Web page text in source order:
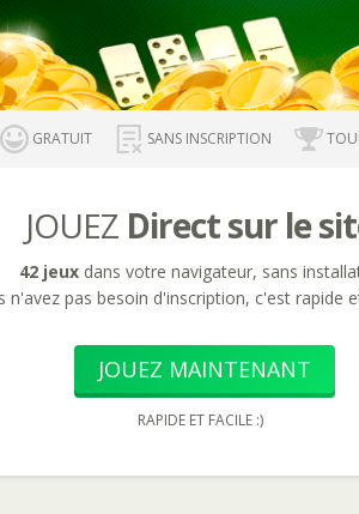
GRATUIT SANS INSCRIPTION
JOUEZ Direct sur le
42 jeux dans votre navigateur, sans
n'avez pas besoin d'inscription, c'est rapide
JOUEZ MAINTENANT
RAPIDE ET FACILE :)